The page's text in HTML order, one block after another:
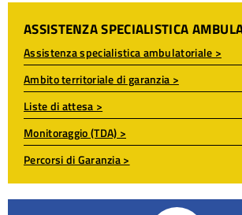
ASSISTENZA SPECIALISTICA
Assistenza specialistica ambulatoriale >
Ambito territoriale di garanzia >
Liste di attesa >
Monitoraggio (TDA) >
Percorsi di Garanzia >